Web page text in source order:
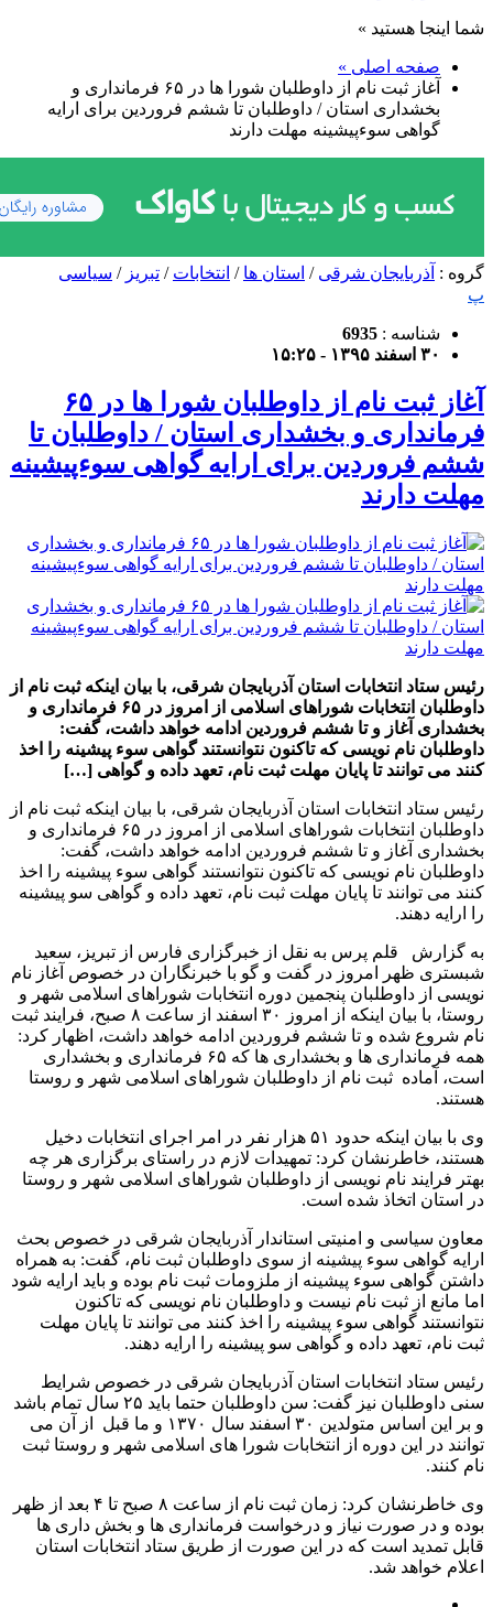
شما اینجا هستید »
صفحه اصلی »
آغاز ثبت نام از داوطلبان شورا ها در ۶۵ فرمانداری و
بخشداری استان / داوطلبان تا ششم فروردین برای ارایه
گواهی سوءپیشینه مهلت دارند
گروه : آذربایجان شرقی / استان ها / انتخابات / تبریز / سیاسی
پ
شناسه : 6935
۳۰ اسفند ۱۳۹۵ - ۱۵:۲۵
آغاز ثبت نام از داوطلبان شورا ها در ۶۵
فرمانداری و بخشداری استان / داوطلبان تا
ششم فروردین برای ارایه گواهی سوءپیشینه
مهلت دارند
رئیس ستاد انتخابات استان آذربایجان شرقی، با بیان اینکه ثبت نام از
داوطلبان انتخابات شوراهای اسلامی از امروز در ۶۵ فرمانداری و
بخشداری آغاز و تا ششم فروردین ادامه خواهد داشت، گفت:
داوطلبان نام نویسی که تاکنون نتوانستند گواهی سوء پیشینه را اخذ
کنند می توانند تا پایان مهلت ثبت نام، تعهد داده و گواهی […]
رئیس ستاد انتخابات استان آذربایجان شرقی، با بیان اینکه ثبت نام از
داوطلبان انتخابات شوراهای اسلامی از امروز در ۶۵ فرمانداری و
بخشداری آغاز و تا ششم فروردین ادامه خواهد داشت، گفت:
داوطلبان نام نویسی که تاکنون نتوانستند گواهی سوء پیشینه را اخذ
کنند می توانند تا پایان مهلت ثبت نام، تعهد داده و گواهی سو پیشینه
را ارایه دهند.
به گزارش قلم پرس به نقل از خبرگزاری فارس از تبریز، سعید
شبستری ظهر امروز در گفت و گو با خبرنگاران در خصوص آغاز نام
نویسی از داوطلبان پنجمین دوره انتخابات شوراهای اسلامی شهر و
روستا، با بیان اینکه از امروز ۳۰ اسفند از ساعت ۸ صبح، فرایند ثبت
نام شروع شده و تا ششم فروردین ادامه خواهد داشت، اظهار کرد:
همه فرمانداری ها و بخشداری ها که ۶۵ فرمانداری و بخشداری
است، آماده ثبت نام از داوطلبان شوراهای اسلامی شهر و روستا
هستند.
وی با بیان اینکه حدود ۵۱ هزار نفر در امر اجرای انتخابات دخیل
هستند، خاطرنشان کرد: تمهیدات لازم در راستای برگزاری هر چه
بهتر فرایند نام نویسی از داوطلبان شوراهای اسلامی شهر و روستا
در استان اتخاذ شده است.
معاون سیاسی و امنیتی استاندار آذربایجان شرقی در خصوص بحث
ارایه گواهی سوء پیشینه از سوی داوطلبان ثبت نام، گفت: به همراه
داشتن گواهی سوء پیشینه از ملزومات ثبت نام بوده و باید ارایه شود
اما مانع از ثبت نام نیست و داوطلبان نام نویسی که تاکنون
نتوانستند گواهی سوء پیشینه را اخذ کنند می توانند تا پایان مهلت
ثبت نام، تعهد داده و گواهی سو پیشینه را ارایه دهند.
رئیس ستاد انتخابات استان آذربایجان شرقی در خصوص شرایط
سنی داوطلبان نیز گفت: سن داوطلبان حتما باید ۲۵ سال تمام باشد
و بر این اساس متولدین ۳۰ اسفند سال ۱۳۷۰ و ما قبل از آن می
توانند در این دوره از انتخابات شورا های اسلامی شهر و روستا ثبت
نام کنند.
وی خاطرنشان کرد: زمان ثبت نام از ساعت ۸ صبح تا ۴ بعد از ظهر
بوده و در صورت نیاز و درخواست فرمانداری ها و بخش داری ها
قابل تمدید است که در این صورت از طریق ستاد انتخابات استان
اعلام خواهد شد.